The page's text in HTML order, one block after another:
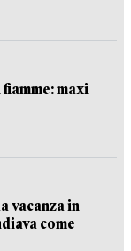
maxi
vacanza in
come